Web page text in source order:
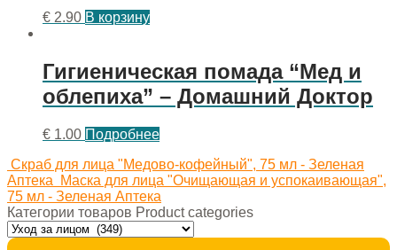
€ 2.90 В корзину
Гигиеническая помада “Мед и
облепиха” – Домашний Доктор
€ 1.00 Подробнее
Скраб для лица "Медово-кофейный", 75 мл - Зеленая
Аптека
Маска для лица "Очищающая и успокаивающая",
75 мл - Зеленая Аптека
Категории товаров Product categories